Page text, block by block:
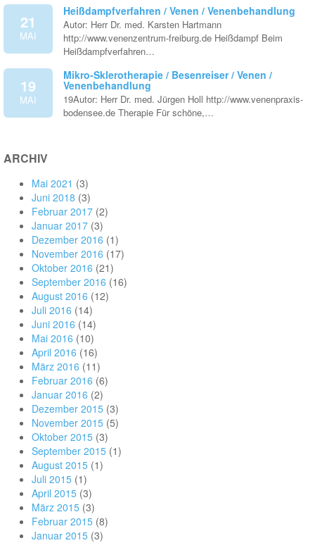
21
MAI
Heißdampfverfahren / Venen / Venenbehandlung
Autor: Herr Dr. med. Karsten Hartmann
http://www.venenzentrum-freiburg.de Heißdampf Beim
Heißdampfverfahren…
19
MAI
Mikro-Sklerotherapie / Besenreiser / Venen /
Venenbehandlung
19Autor: Herr Dr. med. Jürgen Holl http://www.venenpraxis-
bodensee.de Therapie Für schöne,…
ARCHIV
Mai 2021 (3)
Juni 2018 (3)
Februar 2017 (2)
Januar 2017 (3)
Dezember 2016 (1)
November 2016 (17)
Oktober 2016 (21)
September 2016 (16)
August 2016 (12)
Juli 2016 (14)
Juni 2016 (14)
Mai 2016 (10)
April 2016 (16)
März 2016 (11)
Februar 2016 (6)
Januar 2016 (2)
Dezember 2015 (3)
November 2015 (5)
Oktober 2015 (3)
September 2015 (1)
August 2015 (1)
Juli 2015 (1)
April 2015 (3)
März 2015 (3)
Februar 2015 (8)
Januar 2015 (3)